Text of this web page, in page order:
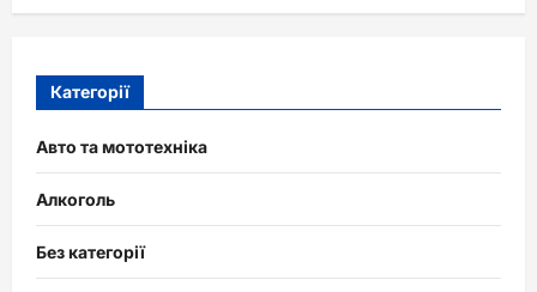
Категорії
Авто та мототехніка
Алкоголь
Без категорії